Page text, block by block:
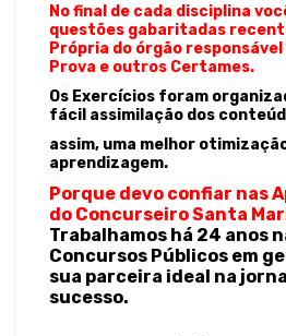
No final de cada disciplina
questões gabaritadas
Própria do órgão
Prova e outros Certames.
Os Exercícios foram
fácil assimilação dos
assim, uma melhor
aprendizagem.
Porque devo confiar nas
do Concurseiro Santa
Trabalhamos há 24 anos
Concursos Públicos em
sua parceira ideal na
sucesso.